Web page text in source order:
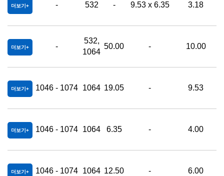
더보기 - 532 - 9.53 x 6.35 3.18
더보기 -
532,
1064
50.00 - 10.00
더보기 1046 - 1074 1064 19.05 - 9.53
더보기 1046 - 1074 1064 6.35 - 4.00
더보기 1046 - 1074 1064 12.50 - 6.00